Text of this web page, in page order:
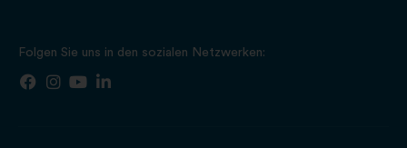
Folgen Sie uns in den sozialen Netzwerken: